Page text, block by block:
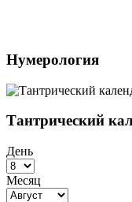
Нумерология
Тантрический
День
Месяц